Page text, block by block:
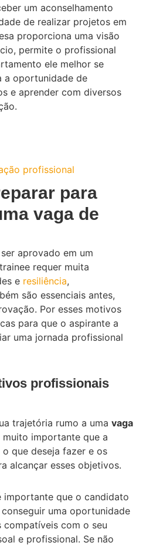
um aconselhamento
de realizar projetos em
proporciona uma visão
permite o profissional
ele melhor se
a oportunidade de
e aprender com diversos
para
vaga de
aprovado em um
requer muita
e resiliência,
são essenciais antes,
Por esses motivos
para que o aspirante a
uma jornada profissional
profissionais
trajetória rumo a uma vaga
muito importante que a
o que deseja fazer e os
alcançar esses objetivos.
importante que o candidato
uma oportunidade
compatíveis com o seu
e profissional. Se não